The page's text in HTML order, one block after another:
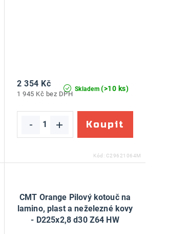
Skladem (>10 ks)
1 945 Kč bez DPH
2 354 Kč
Kód: C29621064M
CMT Orange Pilový kotouč na
lamino, plast a neželezné kovy
- D225x2,8 d30 Z64 HW